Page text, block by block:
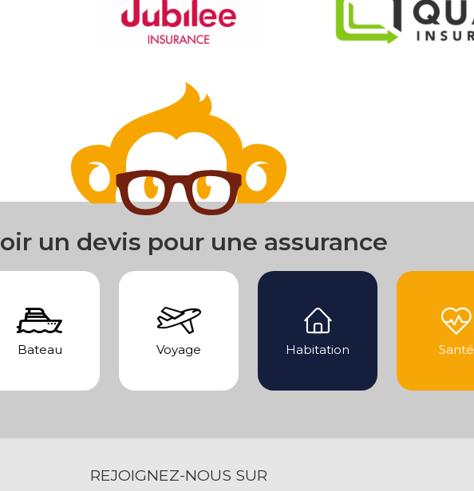
un devis pour une assurance
Bateau Voyage Habitation Santé
REJOIGNEZ-NOUS SUR